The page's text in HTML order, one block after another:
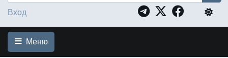
Вход
Меню